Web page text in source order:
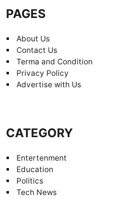
PAGES
About Us
Contact Us
Terma and Condition
Privacy Policy
Advertise with Us
CATEGORY
Entertenment
Education
Politics
Tech News